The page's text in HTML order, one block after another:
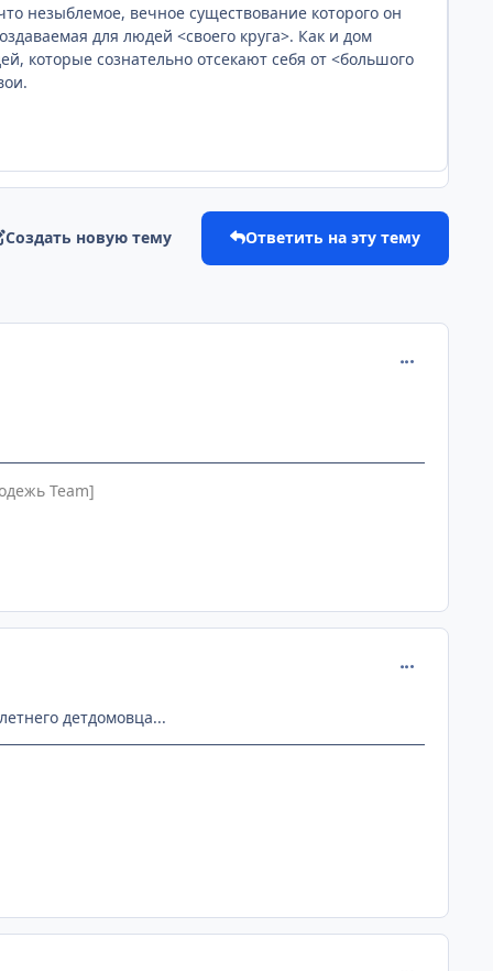
незыблемое, вечное существование которого он
для людей <своего круга>. Как и дом
которые сознательно отсекают себя от <большого
Создать новую тему Ответить на эту тему
Team]
детдомовца...